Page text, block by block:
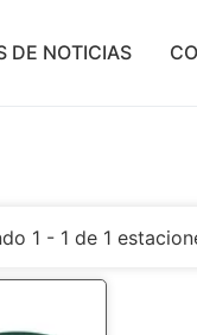
DE NOTICIAS
1 - 1 de 1